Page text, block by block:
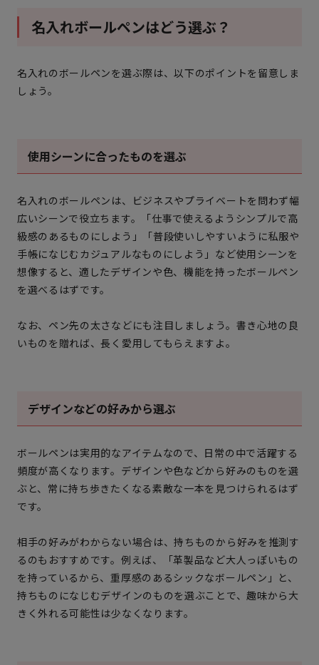
名入れボールペンはどう選ぶ？
名入れのボールペンを選ぶ際は、以下のポイントを留意しま
しょう。
使用シーンに合ったものを選ぶ
名入れのボールペンは、ビジネスやプライベートを問わず幅
広いシーンで役立ちます。「仕事で使えるようシンプルで高
級感のあるものにしよう」「普段使いしやすいように私服や
手帳になじむカジュアルなものにしよう」など使用シーンを
想像すると、適したデザインや色、機能を持ったボールペン
を選べるはずです。
なお、ペン先の太さなどにも注目しましょう。書き心地の良
いものを贈れば、長く愛用してもらえますよ。
デザインなどの好みから選ぶ
ボールペンは実用的なアイテムなので、日常の中で活躍する
頻度が高くなります。デザインや色などから好みのものを選
ぶと、常に持ち歩きたくなる素敵な一本を見つけられるはず
です。
相手の好みがわからない場合は、持ちものから好みを推測す
るのもおすすめです。例えば、「革製品など大人っぽいもの
を持っているから、重厚感のあるシックなボールペン」と、
持ちものになじむデザインのものを選ぶことで、趣味から大
きく外れる可能性は少なくなります。